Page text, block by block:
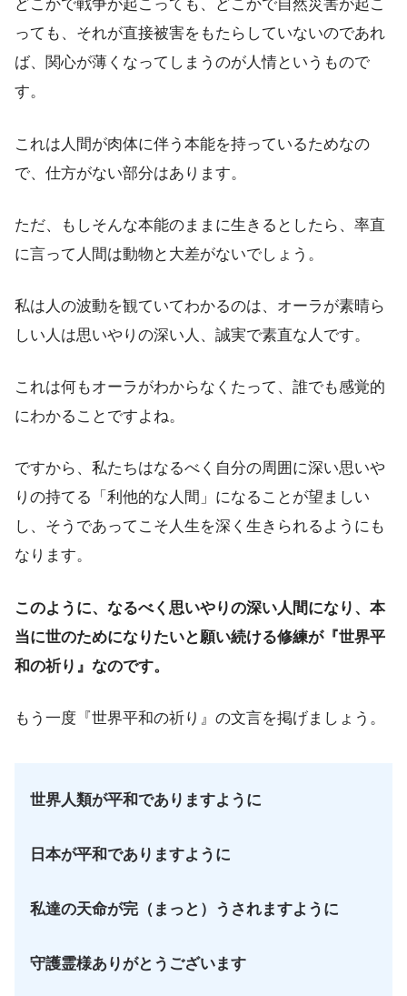
どこかで戦争が起こっても、どこかで自然災害が起こ
っても、それが直接被害をもたらしていないのであれ
ば、関心が薄くなってしまうのが人情というもので
す。
これは人間が肉体に伴う本能を持っているためなの
で、仕方がない部分はあります。
ただ、もしそんな本能のままに生きるとしたら、率直
に言って人間は動物と大差がないでしょう。
私は人の波動を観ていてわかるのは、オーラが素晴ら
しい人は思いやりの深い人、誠実で素直な人です。
これは何もオーラがわからなくたって、誰でも感覚的
にわかることですよね。
ですから、私たちはなるべく自分の周囲に深い思いや
りの持てる「利他的な人間」になることが望ましい
し、そうであってこそ人生を深く生きられるようにも
なります。
このように、なるべく思いやりの深い人間になり、本
当に世のためになりたいと願い続ける修練が『世界平
和の祈り』なのです。
もう一度『世界平和の祈り』の文言を掲げましょう。
世界人類が平和でありますように
日本が平和でありますように
私達の天命が完（まっと）うされますように
守護霊様ありがとうございます